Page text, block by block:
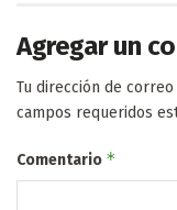
Agregar un
Tu dirección de
campos requeridos
Comentario *